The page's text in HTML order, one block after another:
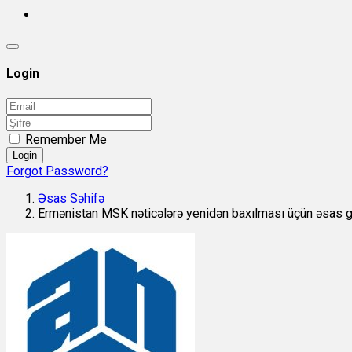
Login
Remember Me
Login
Forgot Password?
Əsas Səhifə
Ermənistan MSK nəticələrə yenidən baxılması üçün əsas